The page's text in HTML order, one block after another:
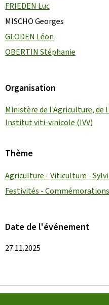
FRIEDEN Luc
MISCHO Georges
GLODEN Léon
OBERTIN Stéphanie
Organisation
Ministère de l'Agriculture,
Institut viti-vinicole (IVV)
Thème
Agriculture - Viticulture -
Festivités -
Date de l'événement
27.11.2025